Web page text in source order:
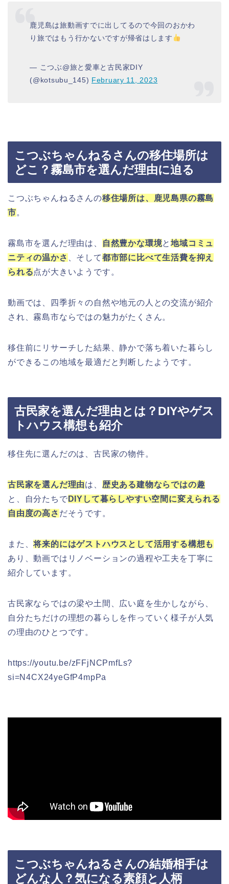
鹿児島は旅動画すでに出してるので今回のおかわ
り旅ではもう行かないですが帰省はします
— こつぶ@旅と愛車と古民家DIY
(@kotsubu_145) February 11, 2023
こつぶちゃんねるさんの移住場所は
どこ？霧島市を選んだ理由に迫る
こつぶちゃんねるさんの移住場所は、鹿児島県の霧島
市。
霧島市を選んだ理由は、 自然豊かな環境と地域コミュ
ニティの温かさ
、そして都市部に比べて生活費を抑え
られる点が大きいようです。
動画では、四季折々の自然や地元の人との交流が紹介
され、霧島市ならではの魅力がたくさん。
移住前にリサーチした結果、静かで落ち着いた暮らし
ができるこの地域を最適だと判断したようです。
古民家を選んだ理由とは？DIYやゲス
トハウス構想も紹介
移住先に選んだのは、古民家の物件。
古民家を選んだ理由は、 歴史ある建物ならではの趣
と、自分たちで DIYして暮らしやすい空間に変えられる
自由度の高さ だそうです。
また、将来的にはゲストハウスとして活用する構想も
あり、動画ではリノベーションの過程や工夫を丁寧に
紹介しています。
古民家ならではの梁や土間、広い庭を生かしながら、
自分たちだけの理想の暮らしを作っていく様子が人気
の理由のひとつです。
https://youtu.be/zFFjNCPmfLs?
si=N4CX24yeGfP4mpPa
こつぶちゃんねるさんの結婚相手は
どんな人？気になる素顔と人柄